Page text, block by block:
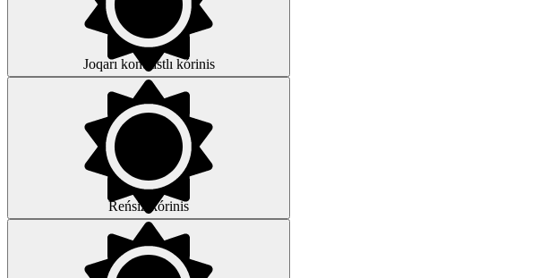
Joqarı kontrastlı kórinis
Reńsiz kórinis